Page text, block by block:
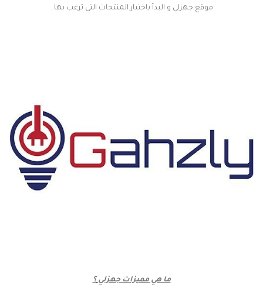
موقع جهزلي و البدأ باختيار المنتجات التي ترغب بها .
ما هي مميزات جهزلي ؟